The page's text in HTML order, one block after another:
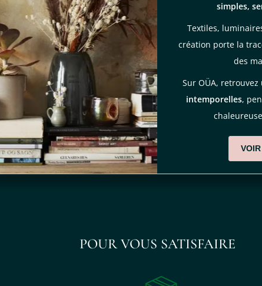
simples,
Textiles,
création porte la
des
Sur OÜA,
intemporelles,
POUR VOUS SATISFAIRE